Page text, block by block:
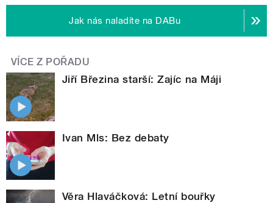
Jak nás naladíte na DABu
VÍCE Z POŘADU
Jiří Březina starší: Zajíc na Máji
Ivan Mls: Bez debaty
Věra Hlaváčková: Letní bouřky